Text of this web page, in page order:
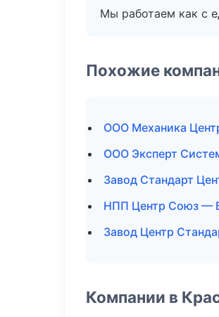
Мы работаем как с
Похожие
ООО Механика
ООО Эксперт
Завод Стандарт
НПП Центр Союз —
Завод Центр
Компании в